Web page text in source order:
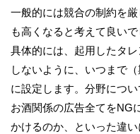
一般的には競合の制約を
も高くなると考えて良いで
具体的には、起用したタ
しないように、いつまで
に設定します。分野につ
お酒関係の広告全てをNG
かけるのか、といった違い